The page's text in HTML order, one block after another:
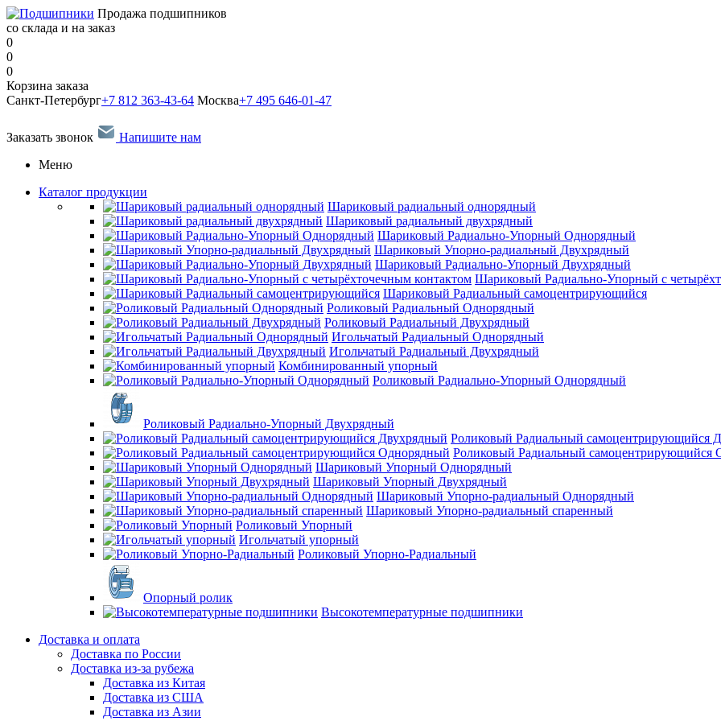
Продажа подшипников
со склада и на заказ
0
0
0
Корзина заказа
Санкт-Петербург+7 812 363-43-64 Москва+7 495 646-01-47
Заказать звонок
Напишите нам
Меню
Каталог продукции
Шариковый радиальный однорядный
Шариковый радиальный двухрядный
Шариковый Радиально-Упорный Однорядный
Шариковый Упорно-радиальный Двухрядный
Шариковый Радиально-Упорный Двухрядный
Шариковый Радиально-Упорный с
Шариковый Радиальный самоцентрирующийся
Роликовый Радиальный Однорядный
Роликовый Радиальный Двухрядный
Игольчатый Радиальный Однорядный
Игольчатый Радиальный Двухрядный
Комбинированный упорный
Роликовый Радиально-Упорный Однорядный
Роликовый Радиально-Упорный Двухрядный
Роликовый Радиальный самоцентрирующийся
Роликовый Радиальный самоцентрирующийся
Шариковый Упорный Однорядный
Шариковый Упорный Двухрядный
Шариковый Упорно-радиальный Однорядный
Шариковый Упорно-радиальный спаренный
Роликовый Упорный
Игольчатый упорный
Роликовый Упорно-Радиальный
Опорный ролик
Высокотемпературные подшипники
Доставка и оплата
Доставка по России
Доставка из-за рубежа
Доставка из Китая
Доставка из США
Доставка из Азии